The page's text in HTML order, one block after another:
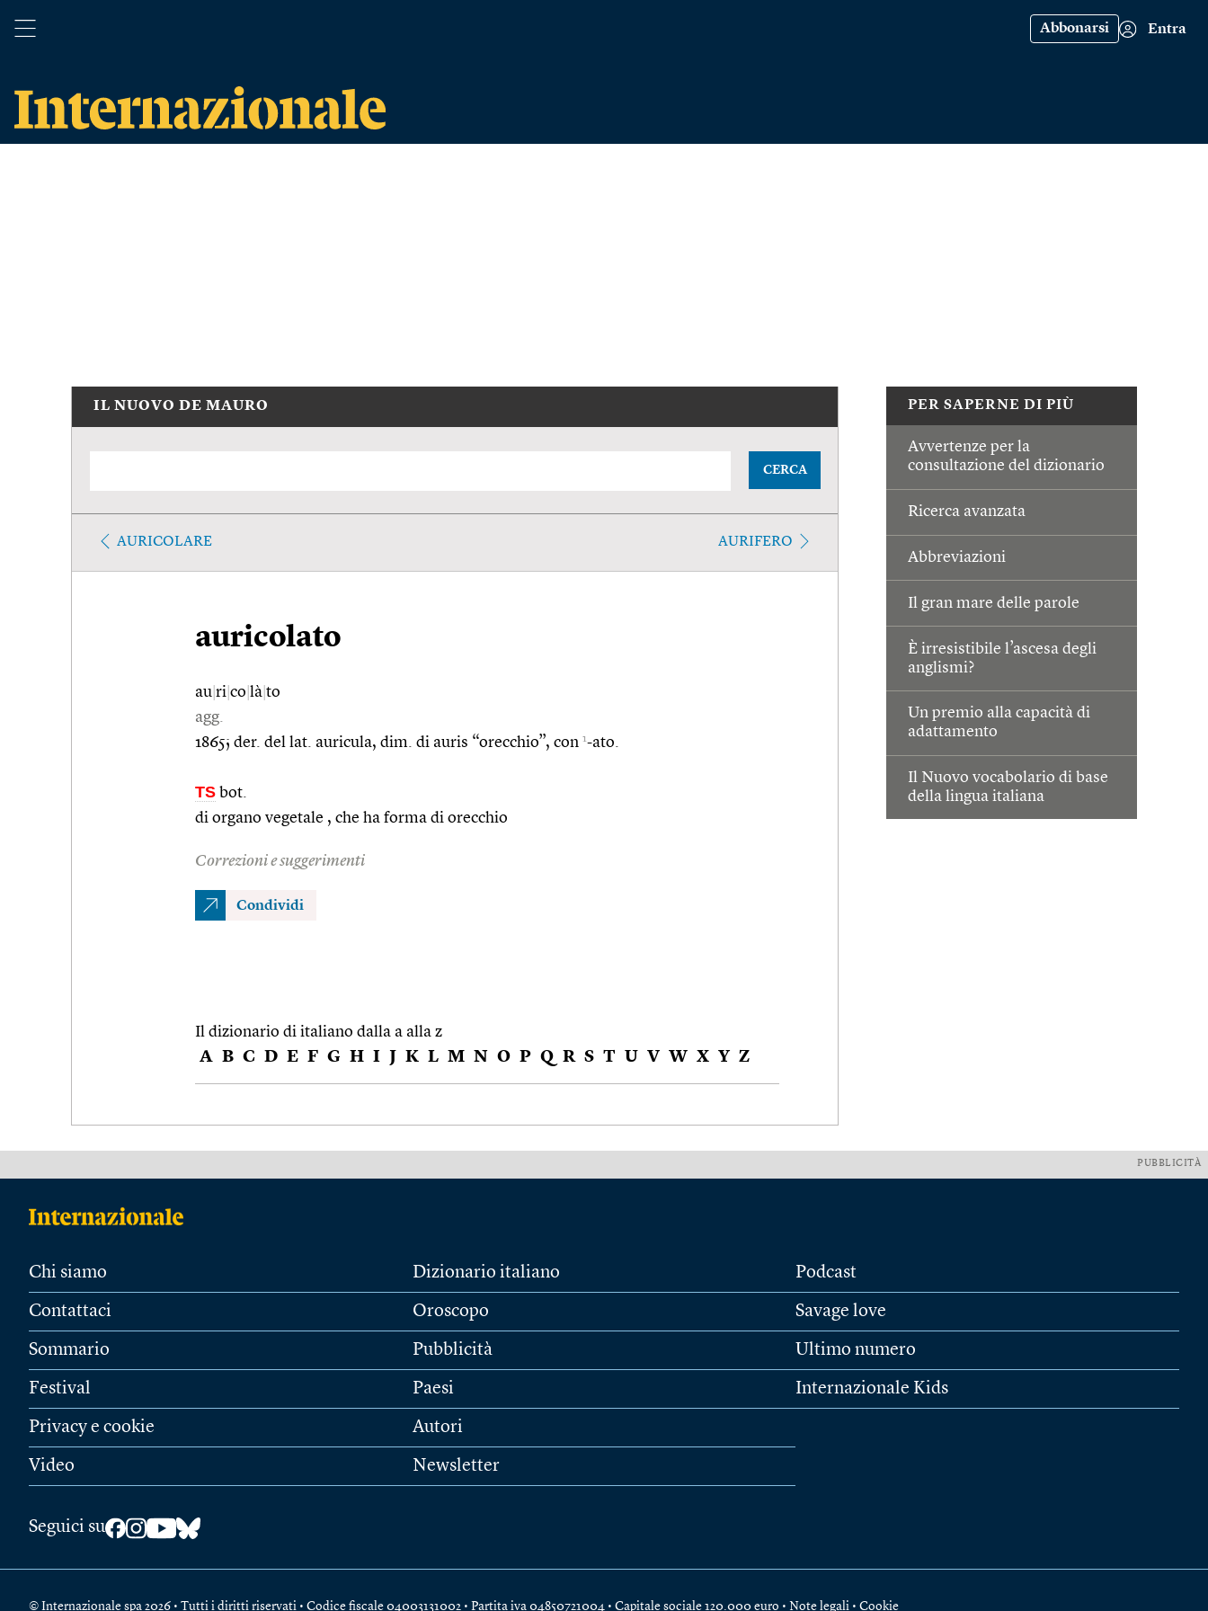
Abbonarsi Entra
PER SAPERNE DI PIÙ
Avvertenze per la
consultazione del dizionario
Ricerca avanzata
Abbreviazioni
Il gran mare delle parole
È irresistibile l’ascesa degli
anglismi?
Un premio alla capacità di
adattamento
Il Nuovo vocabolario di base
della lingua italiana
IL NUOVO DE MAURO
CERCA
AURICOLARE AURIFERO
auricolato
au ri co là to
agg.
1865; der. del lat. auricula, dim. di auris “orecchio”, con 1-ato.
TS bot.
di organo vegetale , che ha forma di orecchio
Correzioni e suggerimenti
Condividi
Il dizionario di italiano dalla a alla z
A B C D E F G H I J K L M N O P Q R S T U V W X Y Z
PUBBLICITÀ
Chi siamo
Contattaci
Sommario
Festival
Privacy e cookie
Video
Dizionario italiano
Oroscopo
Pubblicità
Paesi
Autori
Newsletter
Podcast
Savage love
Ultimo numero
Internazionale Kids
Seguici su
© Internazionale spa 2026 • Tutti i diritti riservati • Codice fiscale 04003131002 • Partita iva 04850721004 • Capitale sociale 120.000 euro • Note legali • Cookie